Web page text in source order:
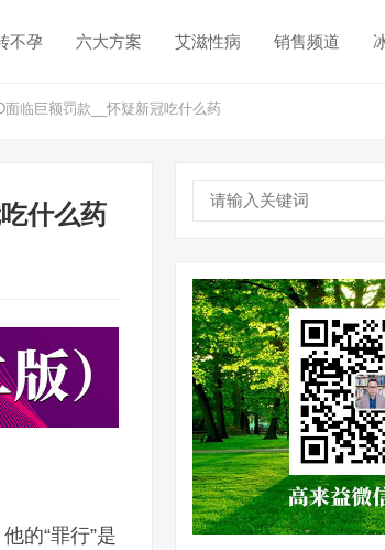
不孕 六大方案 艾滋性病 销售频道
临巨额罚款__怀疑新冠吃什么药
什么药
的“罪行”是